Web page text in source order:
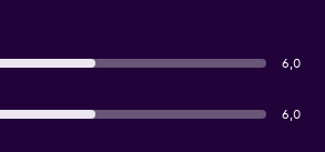
6,0
6,0